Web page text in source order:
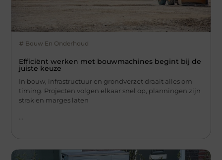
Bouw En Onderhoud
Efficiënt werken met bouwmachines begint bij de
juiste keuze
In bouw, infrastructuur en grondverzet draait alles om
timing. Projecten volgen elkaar snel op, planningen zijn
strak en marges laten